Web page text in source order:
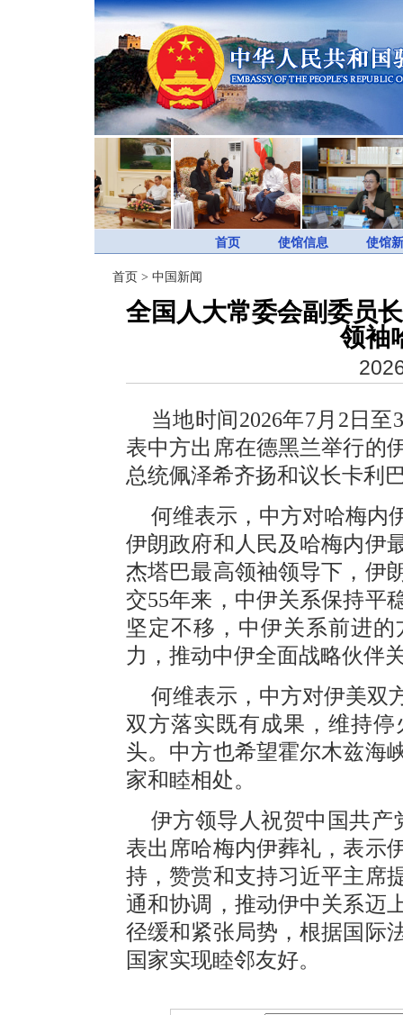
首页 使馆信息 使馆
首页 > 中国新闻
全国人大常委会副委员
领袖
当地时间2026年7月2日
表中方出席在德黑兰举行的
总统佩泽希齐扬和议长卡利
何维表示，中方对哈梅内
伊朗政府和人民及哈梅内伊
杰塔巴最高领袖领导下，伊
交55年来，中伊关系保持平
坚定不移，中伊关系前进
力，推动中伊全面战略伙伴
何维表示，中方对伊美双
双方落实既有成果，维持
头。中方也希望霍尔木兹海
家和睦相处。
伊方领导人祝贺中国共产
表出席哈梅内伊葬礼，表示
持，赞赏和支持习近平主席
通和协调，推动伊中关系迈
径缓和紧张局势，根据国际
国家实现睦邻友好。